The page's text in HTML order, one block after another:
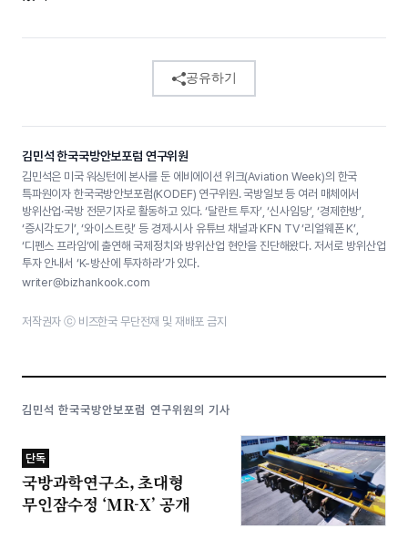
공유하기
김민석 한국국방안보포럼 연구위원
김민석은 미국 워싱턴에 본사를 둔 에비에이션 위크(Aviation Week)의 한국
특파원이자 한국국방안보포럼(KODEF) 연구위원. 국방일보 등 여러 매체에서
방위산업·국방 전문기자로 활동하고 있다. ‘달란트 투자’, ‘신사임당’, ‘경제한방’,
‘증시각도기’, ‘와이스트릿’ 등 경제·시사 유튜브 채널과 KFN TV ‘리얼웨폰 K’,
‘디펜스 프라임’에 출연해 국제정치와 방위산업 현안을 진단해왔다. 저서로 방위산업
투자 안내서 ‘K-방산에 투자하라’가 있다.
writer@bizhankook.com
저작권자 ⓒ 비즈한국 무단전재 및 재배포 금지
김민석 한국국방안보포럼 연구위원의 기사
단독
국방과학연구소, 초대형
무인잠수정 ‘MR-X’ 공개